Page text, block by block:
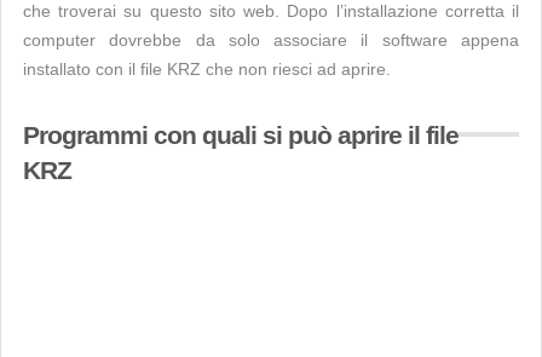
che troverai su questo sito web. Dopo l’installazione corretta il
computer dovrebbe da solo associare il software appena
installato con il file KRZ che non riesci ad aprire.
Programmi con quali si può aprire il file
KRZ